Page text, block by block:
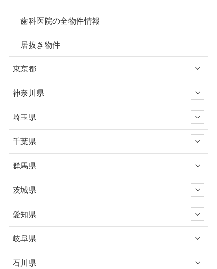
歯科医院の全物件情報
居抜き物件
東京都
神奈川県
埼玉県
千葉県
群馬県
茨城県
愛知県
岐阜県
石川県